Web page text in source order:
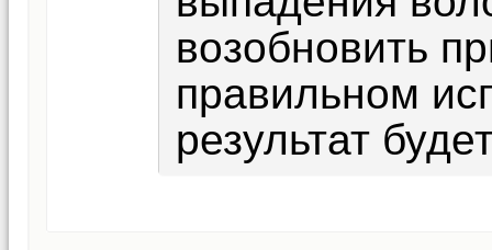
возобновить
правильном
результат